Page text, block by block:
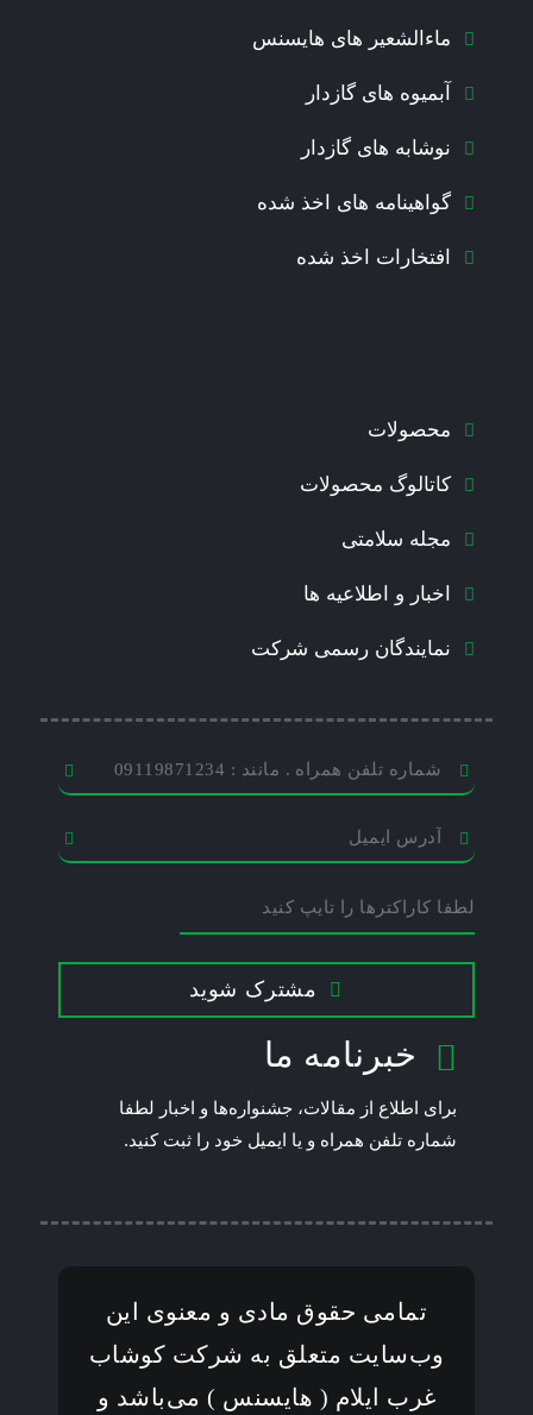
ماءالشعیر های هایسنس
آبمیوه های گازدار
نوشابه های گازدار
گواهینامه های اخذ شده
افتخارات اخذ شده
محصولات
کاتالوگ محصولات
مجله سلامتی
اخبار و اطلاعیه ها
نمایندگان رسمی شرکت
مشترک شوید
field
should
be left
خبرنامه ما
برای اطلاع از مقالات، جشنواره‌ها و اخبار لطفا
شماره تلفن همراه و یا ایمیل خود را ثبت کنید.
تمامی حقوق مادی و معنوی این
وب‌سایت متعلق به شرکت کوشاب
غرب ایلام ( هایسنس ) می‌باشد و